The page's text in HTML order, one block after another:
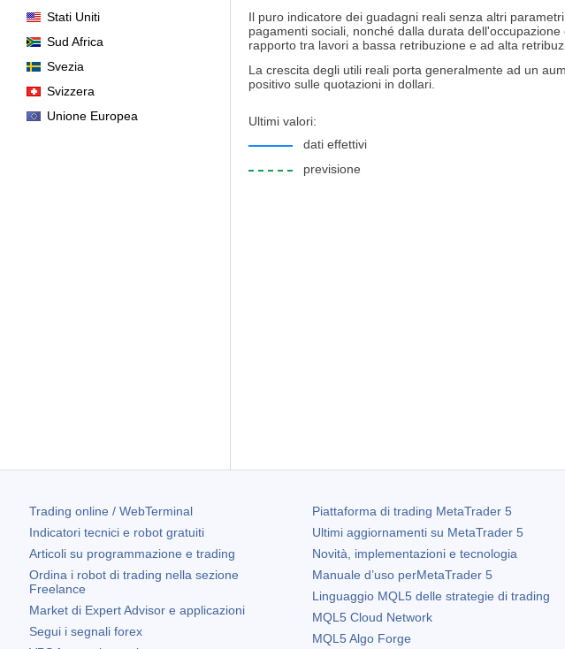
Stati Uniti
Sud Africa
Svezia
Svizzera
Unione Europea
Il puro indicatore dei guadagni reali senza altri
pagamenti sociali, nonché dalla durata
rapporto tra lavori a bassa retribuzione e ad alta
La crescita degli utili reali porta generalmente ad un
positivo sulle quotazioni in dollari.
Ultimi valori:
dati effettivi
previsione
Trading online / WebTerminal
Indicatori tecnici e robot gratuiti
Articoli su programmazione e trading
Ordina i robot di trading nella sezione
Freelance
Market di Expert Advisor e applicazioni
Segui i segnali forex
Piattaforma di trading MetaTrader 5
Ultimi aggiornamenti su MetaTrader 5
Novità, implementazioni e tecnologia
Manuale d’uso perMetaTrader 5
Linguaggio MQL5 delle strategie di trading
MQL5 Cloud Network
MQL5 Algo Forge